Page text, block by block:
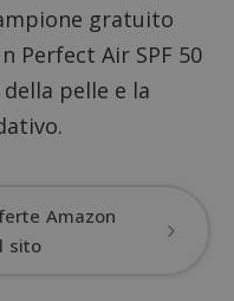
gratuito
Perfect Air SPF 50
pelle e la
Amazon
sito